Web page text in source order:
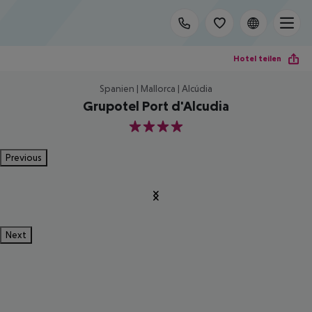
Hotel teilen
Spanien | Mallorca | Alcúdia
Grupotel Port d'Alcudia
4
Previous
Next